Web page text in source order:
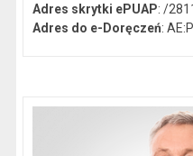
Adres skrytki ePUAP: /
Adres do e-Doręczeń: